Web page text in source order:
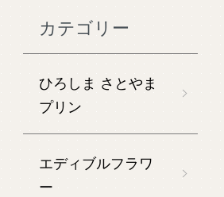
カテゴリー
ひろしま さとやま
プリン
エディブルフラワ
ー